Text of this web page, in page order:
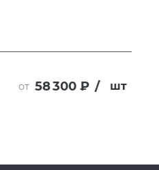
от 58 300 ₽ / шт